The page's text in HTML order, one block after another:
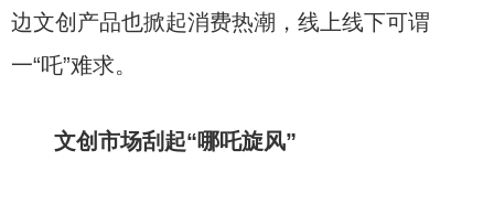
边文创产品也掀起消费热潮，线上线下可谓
一“吒”难求。
文创市场刮起“哪吒旋风”